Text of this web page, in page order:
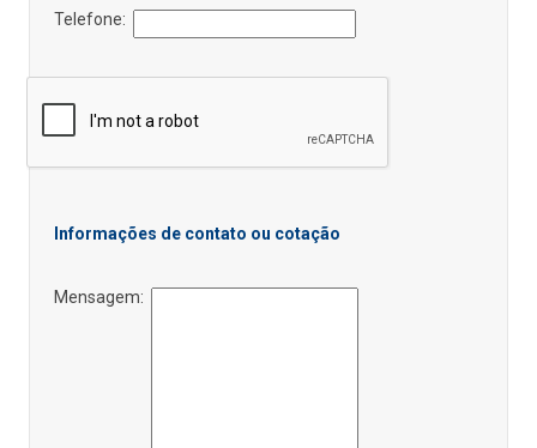
Telefone:
Informações de contato ou cotação
Mensagem: